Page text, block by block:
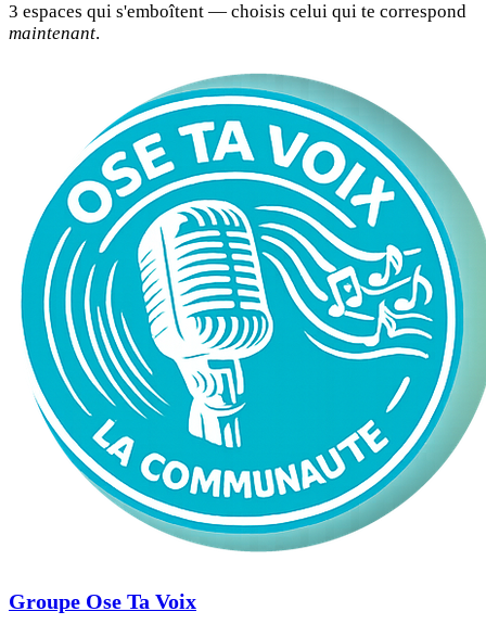
3 espaces qui s'emboîtent — choisis celui qui te correspond
maintenant.
Groupe Ose Ta Voix